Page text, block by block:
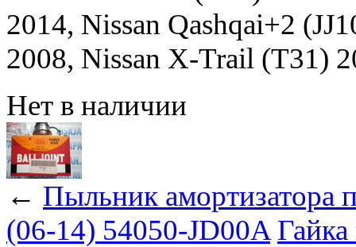
2014, Nissan Qashqai+2
2008, Nissan X-Trail (T31)
Нет в наличии
← Пыльник амортизатора
(06-14) 54050-JD00A